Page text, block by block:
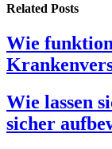
Related Posts
Wie
Wie lassen
sicher